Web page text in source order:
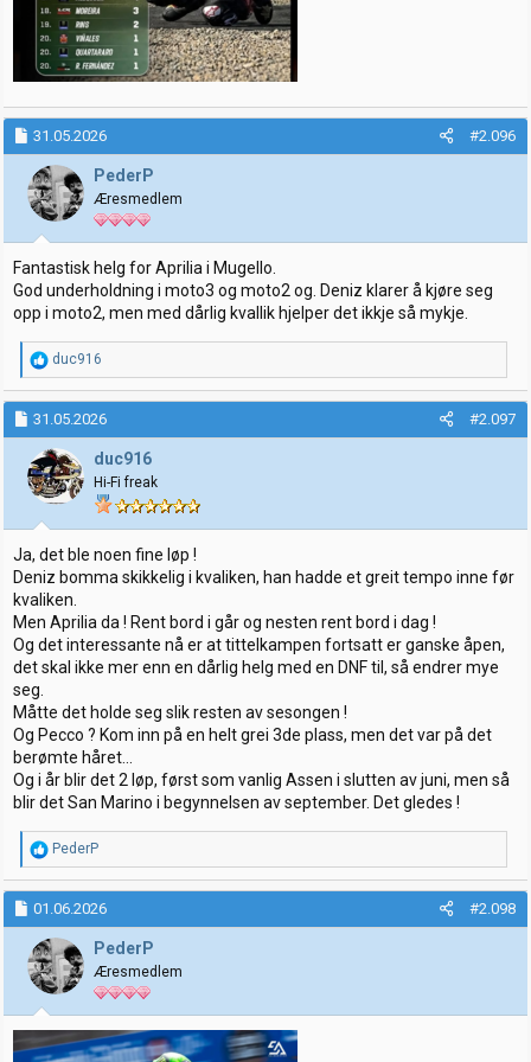
31.05.2026 #2.096
PederP
Æresmedlem
Fantastisk helg for Aprilia i Mugello.
God underholdning i moto3 og moto2 og. Deniz klarer å kjøre seg
opp i moto2, men med dårlig kvallik hjelper det ikkje så mykje.
R
e
a
k
s
j
o
n
e
r
:
duc916
31.05.2026 #2.097
duc916
Hi-Fi freak
Ja, det ble noen fine løp !
Deniz bomma skikkelig i kvaliken, han hadde et greit tempo inne før
kvaliken.
Men Aprilia da ! Rent bord i går og nesten rent bord i dag !
Og det interessante nå er at tittelkampen fortsatt er ganske åpen,
det skal ikke mer enn en dårlig helg med en DNF til, så endrer mye
seg.
Måtte det holde seg slik resten av sesongen !
Og Pecco ? Kom inn på en helt grei 3de plass, men det var på det
berømte håret...
Og i år blir det 2 løp, først som vanlig Assen i slutten av juni, men så
blir det San Marino i begynnelsen av september. Det gledes !
R
e
a
k
s
j
o
n
e
r
:
PederP
01.06.2026 #2.098
PederP
Æresmedlem